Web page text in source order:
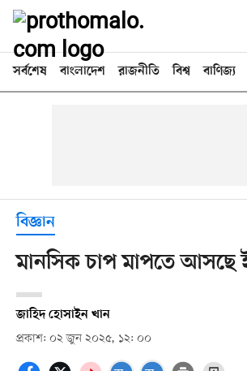
সর্বশেষ বাংলাদেশ রাজনীতি বিশ্ব বাণিজ্য
বিজ্ঞান
মানসিক চাপ মাপতে আসছে
জাহিদ হোসাইন খান
প্রকাশ: ০২ জুন ২০২৫, ১২: ০০